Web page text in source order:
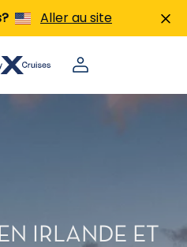
Aller au site
IRLANDE ET